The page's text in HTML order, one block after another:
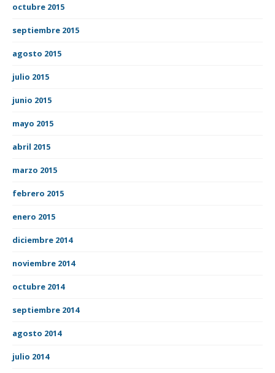
octubre 2015
septiembre 2015
agosto 2015
julio 2015
junio 2015
mayo 2015
abril 2015
marzo 2015
febrero 2015
enero 2015
diciembre 2014
noviembre 2014
octubre 2014
septiembre 2014
agosto 2014
julio 2014